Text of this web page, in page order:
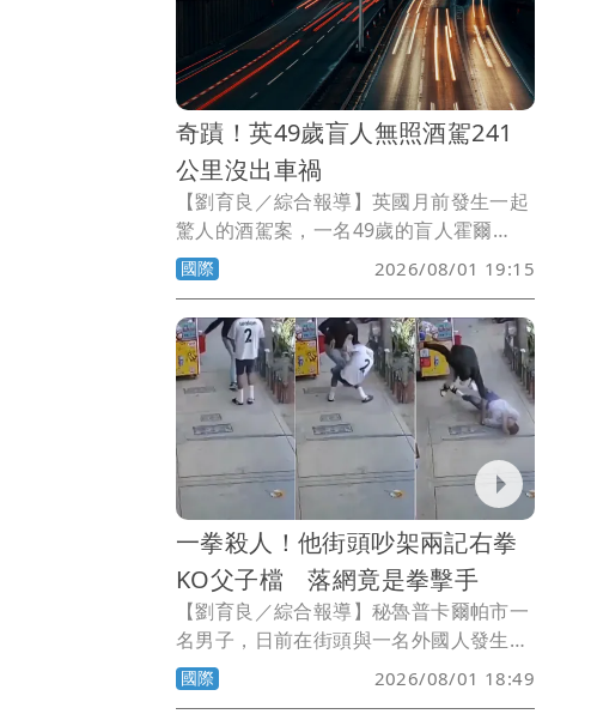
奇蹟！英49歲盲人無照酒駕241
公里沒出車禍
【劉育良／綜合報導】英國月前發生一起
驚人的酒駕案，一名49歲的盲人霍爾
（Anthony Hall），酒後偷開伴侶的汽車
出門，憑藉著跟隨大卡車尾燈行駛，竟然
150英里（約241公里）都沒有出車禍。
國際 2026/08/01 19:15
一拳殺人！他街頭吵架兩記右拳
KO父子檔 落網竟是拳擊手
【劉育良／綜合報導】秘魯普卡爾帕市一
名男子，日前在街頭與一名外國人發生爭
執，上前斥罵對方時，被一記右拳朝臉部
重擊，倒地後當場死亡。男子的父親見兒
國際 2026/08/01 18:49